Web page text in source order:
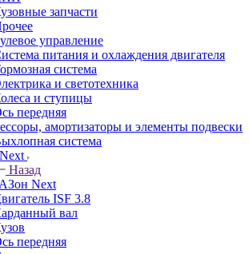
запчасти
управление
питания и охлаждения двигателя
система
и светотехника
и ступицы
передняя
амортизаторы и элементы подвески
система
Назад
Next
ISF 3.8
вал
передняя